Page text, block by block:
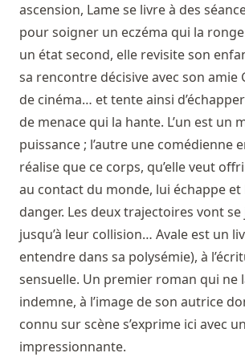
ascension, Lame se livre à des
pour soigner un eczéma qui la
un état second, elle revisite son
sa rencontre décisive avec son amie
de cinéma… et tente ainsi
de menace qui la hante. L’un est un
puissance ; l’autre une comédienne
réalise que ce corps, qu’elle veut
au contact du monde, lui échappe et
danger. Les deux trajectoires vont
jusqu’à leur collision… Avale est un
entendre dans sa polysémie), à
sensuelle. Un premier roman qui ne
indemne, à l’image de son autrice
connu sur scène s’exprime ici avec
impressionnante.